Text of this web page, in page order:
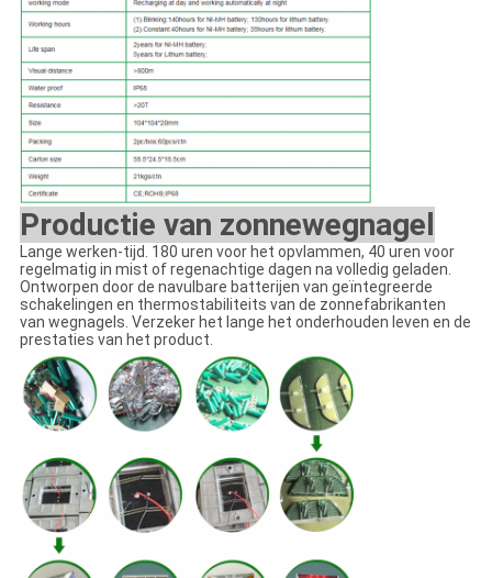
Productie van zonnewegnagel
Lange werken-tijd. 180 uren voor het opvlammen, 40 uren voor
regelmatig in mist of regenachtige dagen na volledig geladen.
Ontworpen door de navulbare batterijen van geïntegreerde
schakelingen en thermostabiliteits van de zonnefabrikanten
van wegnagels. Verzeker het lange het onderhouden leven en de
prestaties van het product.